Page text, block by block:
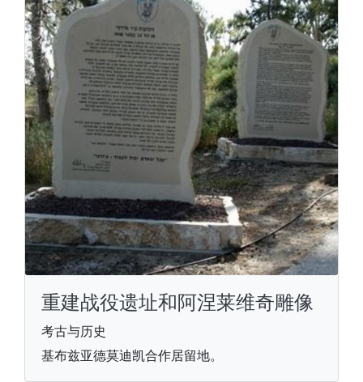
重建战役遗址和阿涅莱维奇雕像
考古与历史
基布兹亚德莫迪凯合作居留地。